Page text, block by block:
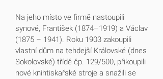
Na jeho místo ve firmě nastoupili
synové, František (1874–1919) a Václav
(1875 – 1941). Roku 1903 zakoupili
vlastní dům na tehdejší Královské (dnes
Sokolovské) třídě čp. 129/500, přikoupili
nové knihtiskařské stroje a snažili se